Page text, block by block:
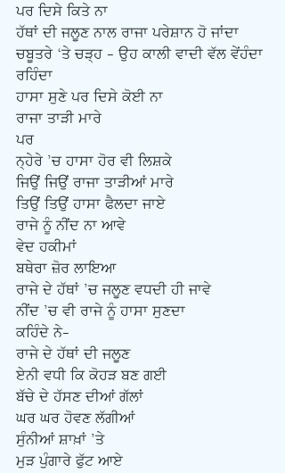
ਪਰ ਦਿਸੇ ਕਿਤੇ ਨਾ
ਹੱਥਾਂ ਦੀ ਜਲੂਣ ਨਾਲ ਰਾਜਾ ਪਰੇਸ਼ਾਨ ਹੋ ਜਾਂਦਾ
ਚਬੂਤਰੇ ‘ਤੇ ਚੜ੍ਹ - ਉਹ ਕਾਲੀ ਵਾਦੀ ਵੱਲ ਵੇਂਹੰਦਾ
ਰਹਿੰਦਾ
ਹਾਸਾ ਸੁਣੇ ਪਰ ਦਿਸੇ ਕੋਈ ਨਾ
ਰਾਜਾ ਤਾੜੀ ਮਾਰੇ
ਪਰ
ਨ੍ਹੇਰੇ ’ਚ ਹਾਸਾ ਹੋਰ ਵੀ ਲਿਸ਼ਕੇ
ਜਿਉਂ ਜਿਉਂ ਰਾਜਾ ਤਾੜੀਆਂ ਮਾਰੇ
ਤਿਉਂ ਤਿਉਂ ਹਾਸਾ ਫੈਲਦਾ ਜਾਏ
ਰਾਜੇ ਨੂੰ ਨੀਂਦ ਨਾ ਆਵੇ
ਵੇਦ ਹਕੀਮਾਂ
ਬਥੇਰਾ ਜ਼ੋਰ ਲਾਇਆ
ਰਾਜੇ ਦੇ ਹੱਥਾਂ ’ਚ ਜਲੂਣ ਵਧਦੀ ਹੀ ਜਾਵੇ
ਨੀਂਦ ’ਚ ਵੀ ਰਾਜੇ ਨੂੰ ਹਾਸਾ ਸੁਣਦਾ
ਕਹਿੰਦੇ ਨੇ-
ਰਾਜੇ ਦੇ ਹੱਥਾਂ ਦੀ ਜਲੂਣ
ਏਨੀ ਵਧੀ ਕਿ ਕੋਹੜ ਬਣ ਗਈ
ਬੱਚੇ ਦੇ ਹੱਸਣ ਦੀਆਂ ਗੱਲਾਂ
ਘਰ ਘਰ ਹੋਵਣ ਲੱਗੀਆਂ
ਸੁੰਨੀਆਂ ਸ਼ਾਖ਼ਾਂ ’ਤੇ
ਮੁੜ ਪੁੰਗਾਰੇ ਫੁੱਟ ਆਏ